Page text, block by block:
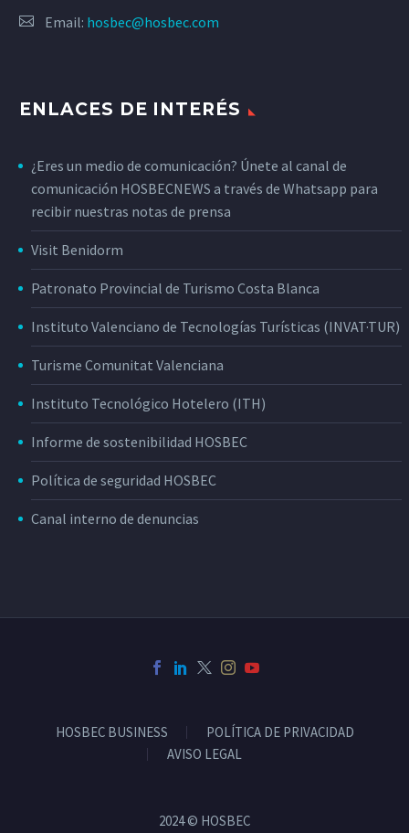
Email: hosbec@hosbec.com
ENLACES DE INTERÉS
¿Eres un medio de comunicación? Únete al canal de
comunicación HOSBECNEWS a través de Whatsapp para
recibir nuestras notas de prensa
Visit Benidorm
Patronato Provincial de Turismo Costa Blanca
Instituto Valenciano de Tecnologías Turísticas (INVAT·TUR)
Turisme Comunitat Valenciana
Instituto Tecnológico Hotelero (ITH)
Informe de sostenibilidad HOSBEC
Política de seguridad HOSBEC
Canal interno de denuncias
HOSBEC BUSINESS
POLÍTICA DE PRIVACIDAD
AVISO LEGAL
2024 © HOSBEC